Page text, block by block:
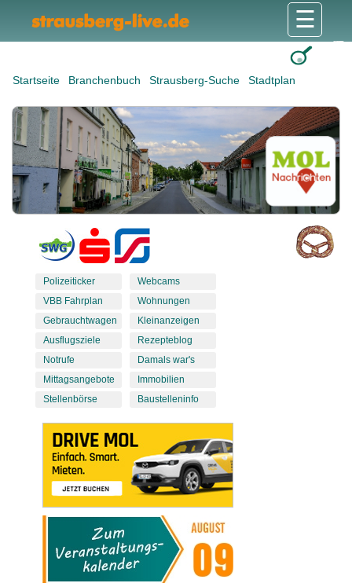
Startseite Branchenbuch Strausberg-Suche Stadtplan
☰
Polizeiticker
VBB Fahrplan
Gebrauchtwagen
Ausflugsziele
Notrufe
Mittagsangebote
Stellenbörse
Webcams
Wohnungen
Kleinanzeigen
Rezepteblog
Damals war's
Immobilien
Baustelleninfo